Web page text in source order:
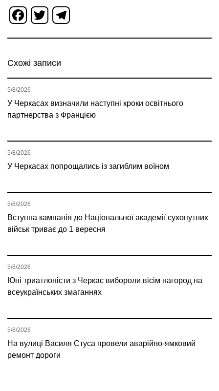
Facebook
Twitter
Схожі записи
У Черкасах визначили наступні кроки освітнього
партнерства з Францією
5/8/2026
У Черкасах попрощались із загиблим воїном
5/8/2026
Вступна кампанія до Національної академії сухопутних
військ триває до 1 вересня
5/8/2026
Юні триатлоністи з Черкас вибороли вісім нагород на
всеукраїнських змаганнях
5/8/2026
На вулиці Василя Стуса провели аварійно-ямковий
ремонт дороги
5/8/2026